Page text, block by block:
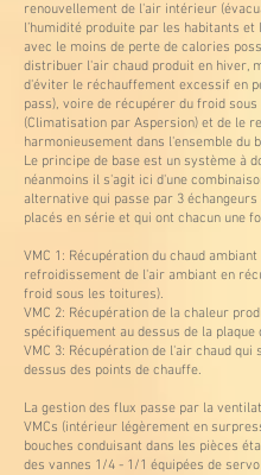
renouvellement de l'air intérieur
l’humidité produite par les habitants
avec le moins de perte de calories
distribuer l'air chaud produit en hiver,
d'éviter le réchauffement excessif en
pass), voire de récupérer du froid
(Climatisation par Aspersion) et de le
harmonieusement dans l'ensemble du
Le principe de base est un système à
néanmoins il s'agit ici d'une
alternative qui passe par 3
placés en série et qui ont chacun une
VMC 1: Récupération du chaud
refroidissement de l'air ambiant en
froid sous les toitures).
VMC 2: Récupération de la chaleur
spécifiquement au dessus de la plaque
VMC 3: Récupération de l'air chaud qui
dessus des points de chauffe.
La gestion des flux passe par la
VMCs (intérieur légèrement en
bouches conduisant dans les pièces
des vannes 1/4 - 1/1 équipées de